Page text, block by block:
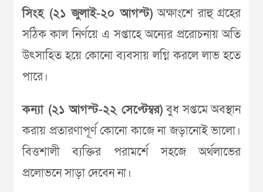
সিংহ (২১ জুলাই-২০ আগস্ট) অক্ষাংশে রাহু গ্রহের
সঠিক কাল নির্ণয়ে এ সপ্তাহে অন্যের প্ররোচনায় অতি
উৎসাহিত হয়ে কোনো ব্যবসায় লগ্নি করলে লাভ হতে
পারে।
কন্যা (২১ আগস্ট-২২ সেপ্টেম্বর)বুধ সপ্তমে অবস্থান
করায় প্রতারণাপূর্ণ কোনো কাজে না জড়ানোই ভালো।
বিত্তশালী ব্যক্তির পরামর্শে সহজে অর্থলাভের
প্রলোভনে সাড়া দেবেন না।